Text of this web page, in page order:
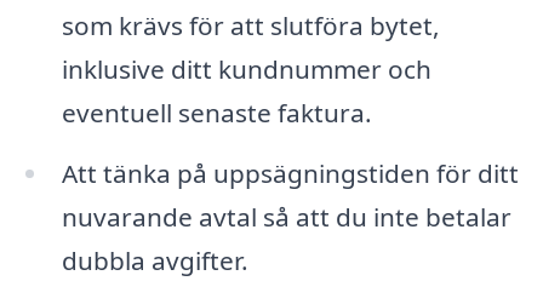
som krävs för att slutföra bytet,
inklusive ditt kundnummer och
eventuell senaste faktura.
Att tänka på uppsägningstiden för ditt
nuvarande avtal så att du inte betalar
dubbla avgifter.